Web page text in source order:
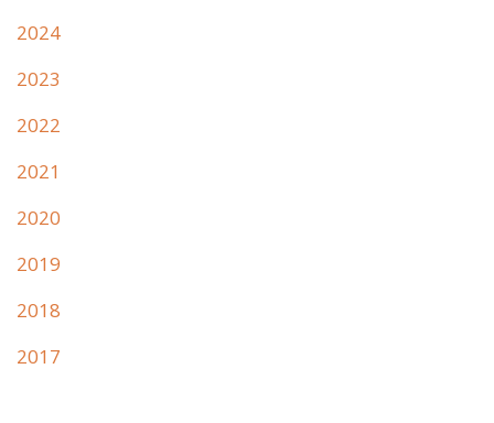
2024
2023
2022
2021
2020
2019
2018
2017